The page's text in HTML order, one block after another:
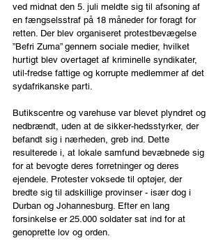
ved midnat den 5. juli meldte sig til afsoning af
en fængselsstraf på 18 måneder for foragt for
retten. Der blev organiseret protestbevægelse
”Befri Zuma” gennem sociale medier, hvilket
hurtigt blev overtaget af kriminelle syndikater,
util-fredse fattige og korrupte medlemmer af det
sydafrikanske parti.
Butikscentre og varehuse var blevet plyndret og
nedbrændt, uden at de sikker-hedsstyrker, der
befandt sig i nærheden, greb ind. Dette
resulterede i, at lokale samfund bevæbnede sig
for at bevogte deres forretninger og deres
ejendele. Protester voksede til optøjer, der
bredte sig til adskillige provinser - især dog i
Durban og Johannesburg. Efter en lang
forsinkelse er 25.000 soldater sat ind for at
genoprette lov og orden.